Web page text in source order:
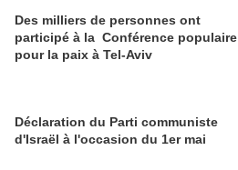
Des milliers de personnes ont
participé à la Conférence populaire
pour la paix à Tel-Aviv
Déclaration du Parti communiste
d'Israël à l'occasion du 1er mai